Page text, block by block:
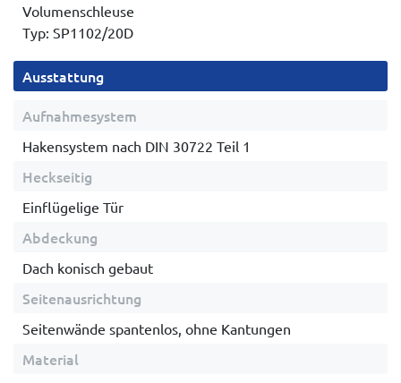
Volumenschleuse
Typ: SP1102/20D
Ausstattung
Aufnahmesystem
Hakensystem nach DIN 30722 Teil 1
Heckseitig
Einflügelige Tür
Abdeckung
Dach konisch gebaut
Seitenausrichtung
Seitenwände spantenlos, ohne Kantungen
Material